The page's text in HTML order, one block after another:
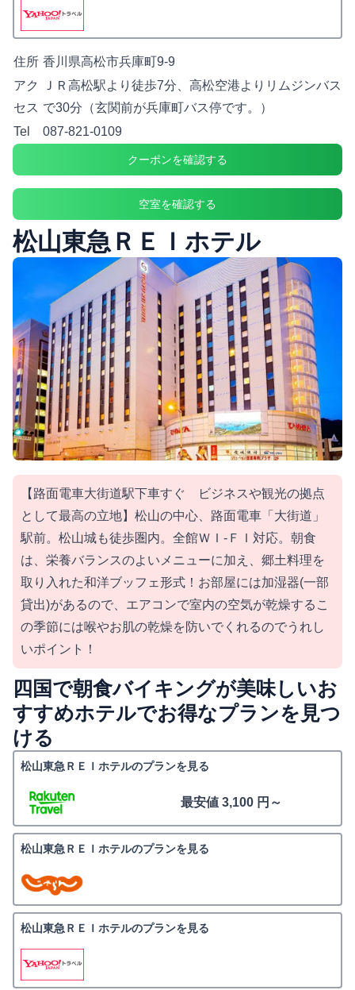
住所 香川県高松市兵庫町9-9
アク
セス
ＪＲ高松駅より徒歩7分、高松空港よりリムジンバス
で30分（玄関前が兵庫町バス停です。）
Tel
087-821-0109
クーポンを確認する
空室を確認する
松山東急ＲＥＩホテル
【路面電車大街道駅下車すぐ ビジネスや観光の拠点
として最高の立地】松山の中心、路面電車「大街道」
駅前。松山城も徒歩圏内。全館ＷＩ-ＦＩ対応。朝食
は、栄養バランスのよいメニューに加え、郷土料理を
取り入れた和洋ブッフェ形式！お部屋には加湿器(一部
貸出)があるので、エアコンで室内の空気が乾燥するこ
の季節には喉やお肌の乾燥を防いでくれるのでうれし
いポイント！
四国で朝食バイキングが美味しいお
すすめホテルでお得なプランを見つ
ける
松山東急ＲＥＩホテルのプランを見る
最安値 3,100 円～
松山東急ＲＥＩホテルのプランを見る
松山東急ＲＥＩホテルのプランを見る